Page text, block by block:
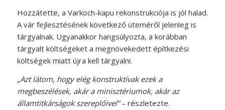
Hozzátette, a Varkoch-kapu rekonstrukciója is jól halad.
A vár fejlesztésének következő üteméről jelenleg is
tárgyalnak. Ugyanakkor hangsúlyozta, a korábban
tárgyalt költségeket a megnövekedett építkezési
költségek miatt újra kell tárgyalni.
„Azt látom, hogy elég konstruktívak ezek a
megbeszélések, akár a minisztériumok, akár az
államtitkárságok szereplőivel”– részletezte.